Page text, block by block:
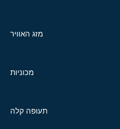
מזג האוויר
מכוניות
תעופה קלה